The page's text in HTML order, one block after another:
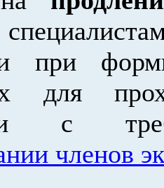
при
для
с
членов